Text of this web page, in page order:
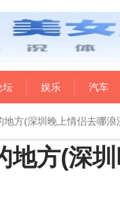
坛 娱乐 汽车
方(深圳晚上情侣去哪浪
地方(深